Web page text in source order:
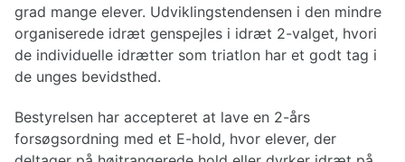
grad mange elever. Udviklingstendensen i den mindre
organiserede idræt genspejles i idræt 2-valget, hvori
de individuelle idrætter som triatlon har et godt tag i
de unges bevidsthed.
Bestyrelsen har accepteret at lave en 2-års
forsøgsordning med et E-hold, hvor elever, der